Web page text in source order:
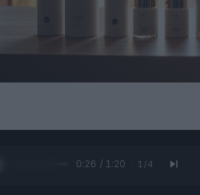
0:27 / 1:20 1 /4